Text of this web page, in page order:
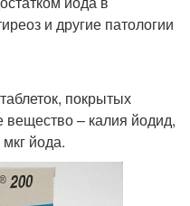
и другие патологии
покрытых
вещество – калия йодид,
йода.